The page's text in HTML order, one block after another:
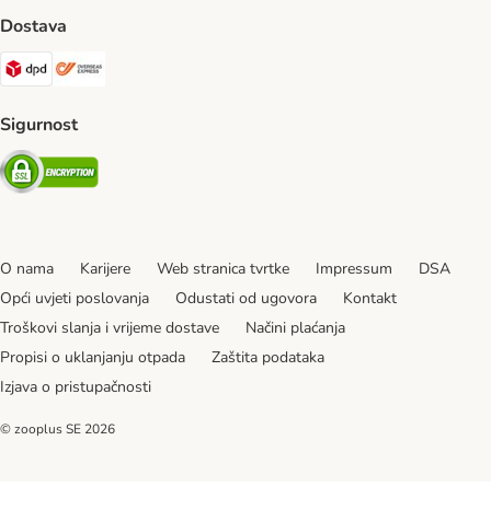
Dostava
DPD Shipping Method
Sigurnost
Security
O nama Karijere Web stranica tvrtke Impressum
DSA
Opći uvjeti poslovanja
Odustati od ugovora
Kontakt
Troškovi slanja i vrijeme dostave
Načini plaćanja
Propisi o uklanjanju otpada
Zaštita podataka
Izjava o pristupačnosti
© zooplus SE 2026